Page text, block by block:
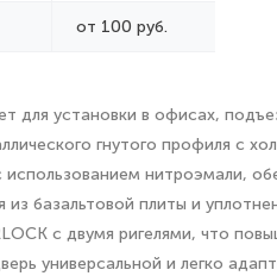
от 100 руб.
установки в офисах,
гнутого профиля с
нитроэмали,
базальтовой плиты и
с двумя ригелями, что
универсальной и легко